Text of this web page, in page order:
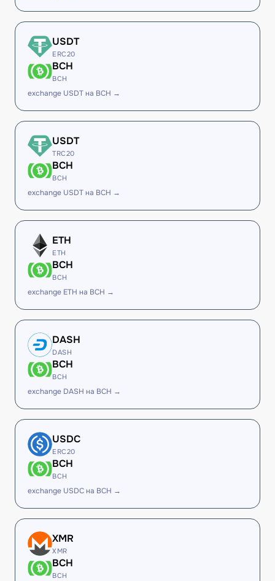
USDT
ERC20
BCH
BCH
exchange USDT на BCH →
USDT
TRC20
BCH
BCH
exchange USDT на BCH →
ETH
ETH
BCH
BCH
exchange ETH на BCH →
DASH
DASH
BCH
BCH
exchange DASH на BCH →
USDC
ERC20
BCH
BCH
exchange USDC на BCH →
XMR
XMR
BCH
BCH